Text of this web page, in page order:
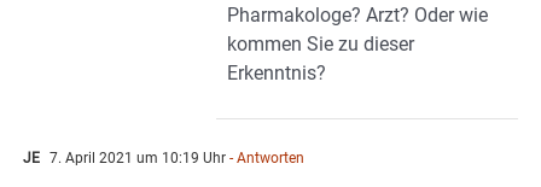
Pharmakologe? Arzt? Oder wie
kommen Sie zu dieser
Erkenntnis?
JE 7. April 2021 um 10:19 Uhr - Antworten